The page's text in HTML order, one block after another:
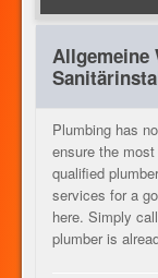
UNSERE
KONTAKT
JOB
Allgemeine
Plumbing has
ensure the
qualified
services for a
here. Simply
plumber is